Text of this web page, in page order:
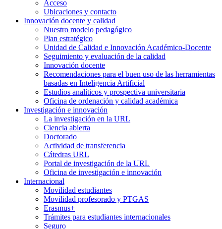
Acceso
Ubicaciones y contacto
Innovación docente y calidad
Nuestro modelo pedagógico
Plan estratégico
Unidad de Calidad e Innovación Académico-Docente
Seguimiento y evaluación de la calidad
Innovación docente
Recomendaciones para el buen uso de las herramientas
basadas en Inteligencia Artificial
Estudios analíticos y prospectiva universitaria
Oficina de ordenación y calidad académica
Investigación e innovación
La investigación en la URL
Ciencia abierta
Doctorado
Actividad de transferencia
Cátedras URL
Portal de investigación de la URL
Oficina de investigación e innovación
Internacional
Movilidad estudiantes
Movilidad profesorado y PTGAS
Erasmus+
Trámites para estudiantes internacionales
Seguro